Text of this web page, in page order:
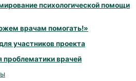
психологической помощи
врачам помогать!»
участников проекта
проблематики врачей